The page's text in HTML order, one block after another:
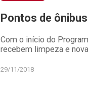
Pontos de
Com o início do
recebem limpeza e
29/11/2018